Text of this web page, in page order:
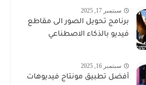
سبتمبر 17, 2025
برنامج تحويل الصور الى مقاطع
فيديو بالذكاء الاصطناعي
سبتمبر 16, 2025
أفضل تطبيق مونتاج فيديوهات